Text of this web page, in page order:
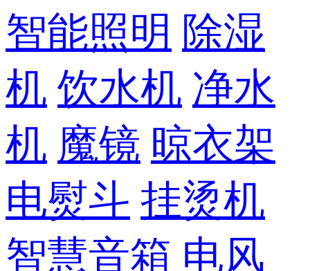
智能照明 除湿
机 饮水机 净水
机 魔镜 晾衣架
电熨斗 挂烫机
智慧音箱 电风